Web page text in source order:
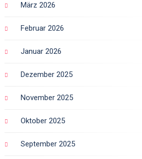
März 2026
Februar 2026
Januar 2026
Dezember 2025
November 2025
Oktober 2025
September 2025